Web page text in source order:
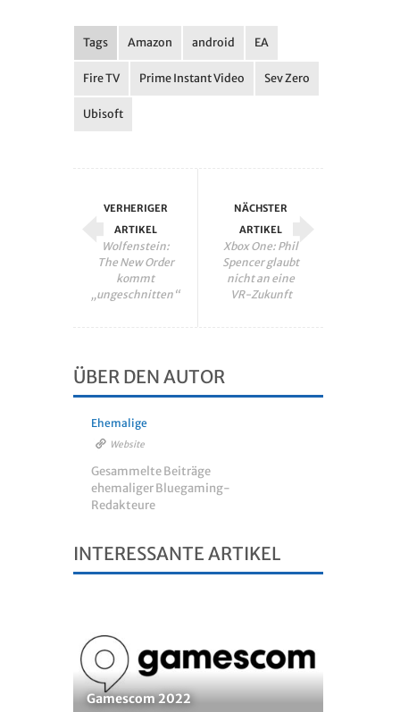
Tags Amazon android EA
Fire TV Prime Instant Video Sev Zero
Ubisoft
VERHERIGER
ARTIKEL
Wolfenstein:
The New Order
kommt
„ungeschnitten“
NÄCHSTER
ARTIKEL
Xbox One: Phil
Spencer glaubt
nicht an eine
VR-Zukunft
ÜBER DEN AUTOR
Ehemalige
Website
Gesammelte Beiträge
ehemaliger Bluegaming-
Redakteure
INTERESSANTE ARTIKEL
Gamescom 2022